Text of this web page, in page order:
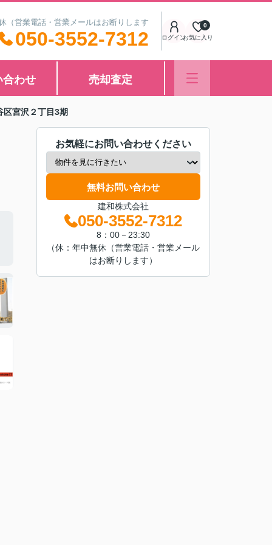
営業電話・営業メールはお断りします
050-3552-7312 ログインお気に入り
0
合わせ 売却査定
宮沢２丁目3期
お気軽にお問い合わせください
無料お問い合わせ
建和株式会社
050-3552-7312
8：00－23:30
（休：年中無休（営業電話・営業メール
はお断りします）